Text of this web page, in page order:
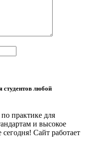
студентов любой
практике для
и высокое
сегодня! Сайт работает